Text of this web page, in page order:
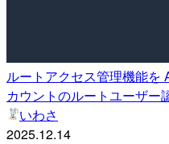
ルートアクセス管理機能を
カウントのルートユーザー
いわさ
2025.12.14